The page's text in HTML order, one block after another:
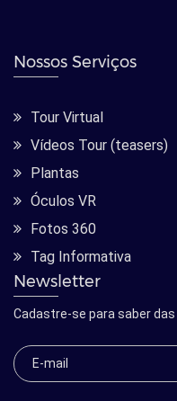
Nossos Serviços
Tour Virtual
Vídeos Tour (teasers)
Plantas
Óculos VR
Fotos 360
Tag Informativa
Newsletter
Cadastre-se para saber